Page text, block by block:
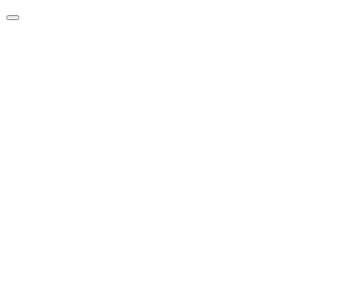
Skip